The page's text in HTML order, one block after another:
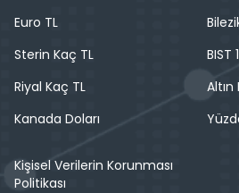
Euro TL
Sterin Kaç TL
Riyal Kaç TL
Kanada Doları
BIST
Kişisel Verilerin Korunması
Politikası